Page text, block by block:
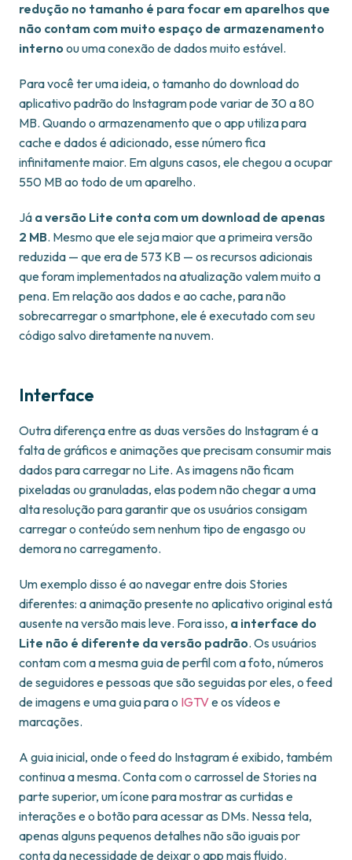
redução no tamanho é para focar em aparelhos que
não contam com muito espaço de armazenamento
interno ou uma conexão de dados muito estável.
Para você ter uma ideia, o tamanho do download do
aplicativo padrão do Instagram pode variar de 30 a 80
MB. Quando o armazenamento que o app utiliza para
cache e dados é adicionado, esse número fica
infinitamente maior. Em alguns casos, ele chegou a ocupar
550 MB ao todo de um aparelho.
Já a versão Lite conta com um download de apenas
2 MB. Mesmo que ele seja maior que a primeira versão
reduzida — que era de 573 KB — os recursos adicionais
que foram implementados na atualização valem muito a
pena. Em relação aos dados e ao cache, para não
sobrecarregar o smartphone, ele é executado com seu
código salvo diretamente na nuvem.
Interface
Outra diferença entre as duas versões do Instagram é a
falta de gráficos e animações que precisam consumir mais
dados para carregar no Lite. As imagens não ficam
pixeladas ou granuladas, elas podem não chegar a uma
alta resolução para garantir que os usuários consigam
carregar o conteúdo sem nenhum tipo de engasgo ou
demora no carregamento.
Um exemplo disso é ao navegar entre dois Stories
diferentes: a animação presente no aplicativo original está
ausente na versão mais leve. Fora isso, a interface do
Lite não é diferente da versão padrão. Os usuários
contam com a mesma guia de perfil com a foto, números
de seguidores e pessoas que são seguidas por eles, o feed
de imagens e uma guia para o IGTVe os vídeos e
marcações.
A guia inicial, onde o feed do Instagram é exibido, também
continua a mesma. Conta com o carrossel de Stories na
parte superior, um ícone para mostrar as curtidas e
interações e o botão para acessar as DMs. Nessa tela,
apenas alguns pequenos detalhes não são iguais por
conta da necessidade de deixar o app mais fluido.